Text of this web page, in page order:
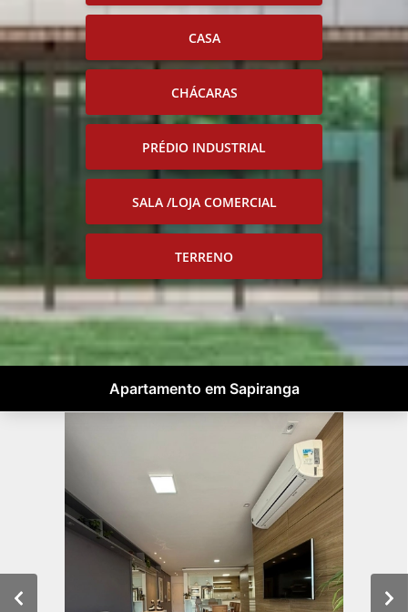
CASA
CHÁCARAS
PRÉDIO INDUSTRIAL
SALA /LOJA COMERCIAL
TERRENO
Apartamento em Sapiranga